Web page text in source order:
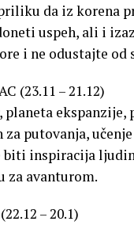
da iz korena
uspeh, ali i
i ne odustajte od
(23.11 – 21.12)
planeta
za putovanja,
biti inspiracija
za avanturom.
– 20.1)